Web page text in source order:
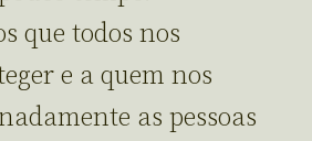
que todos nos
e a quem nos
as pessoas